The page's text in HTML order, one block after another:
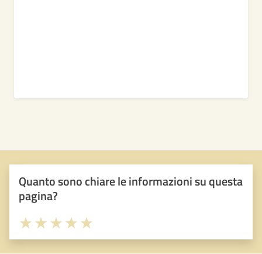
Quanto sono chiare le informazioni su questa
pagina?
Valuta 5 stelle su 5
Valuta 4 stelle su 5
Valuta 3 stelle su 5
Valuta 2 stelle su 5
Valuta 1 stelle su 5